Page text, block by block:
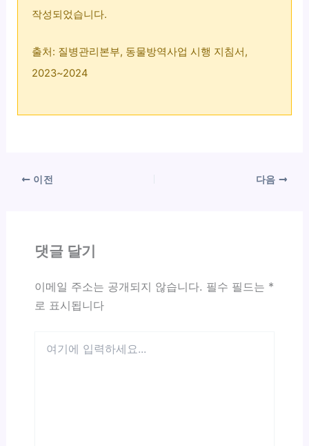
작성되었습니다.
출처: 질병관리본부, 동물방역사업 시행 지침서,
2023~2024
이전 다음
댓글 달기
이메일 주소는 공개되지 않습니다. 필수 필드는 *
로 표시됩니다